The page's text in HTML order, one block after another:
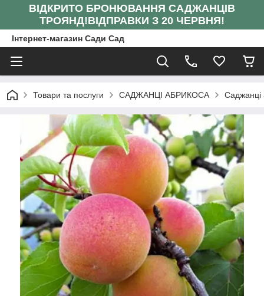
ВІДКРИТО БРОНЮВАННЯ САДЖАНЦІВ
ТРОЯНД!ВІДПРАВКИ З 20 ЧЕРВНЯ!
Інтернет-магазин Сади Сад
Товари та послуги САДЖАНЦІ АБРИКОСА Саджанці